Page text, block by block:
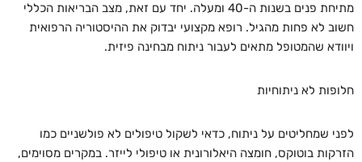
מתיחת פנים בשנות ה-40 ומעלה. יחד עם זאת, מצב הבריאות הכללי
חשוב לא פחות מהגיל. רופא מקצועי יבדוק את ההיסטוריה הרפואית
ויוודא שהמטופל מתאים לעבור ניתוח מבחינה פיזית.
חלופות לא ניתוחיות
לפני שמחליטים על ניתוח, כדאי לשקול טיפולים לא פולשניים כמו
הזרקות בוטוקס, חומצה היאלורונית או טיפולי לייזר. במקרים מסוימים,